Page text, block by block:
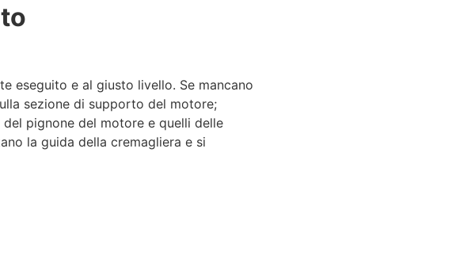
eseguito e al giusto livello. Se mancano
sezione di supporto del motore;
pignone del motore e quelli delle
la guida della cremagliera e si